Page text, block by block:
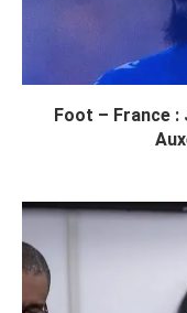
Foot – France :